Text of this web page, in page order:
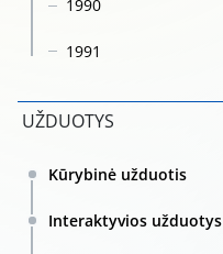
1990
1991
UŽDUOTYS
Kūrybinė užduotis
Interaktyvios užduotys